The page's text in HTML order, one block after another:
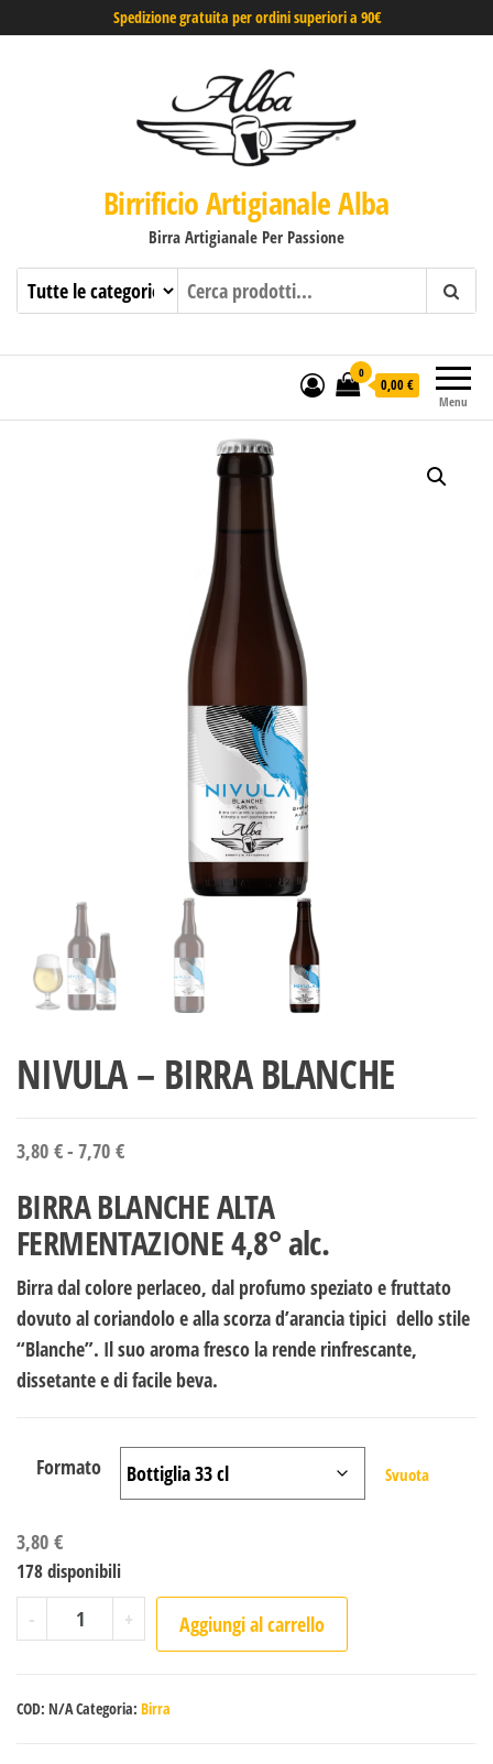
Spedizione gratuita per ordini superiori a 90€
Birrificio Artigianale Alba
Birra Artigianale Per Passione
Menu
0
0,00 €
NIVULA – BIRRA BLANCHE
3,80 €- 7,70 €Fascia di prezzo: da 3,80 € a 7,70 €
BIRRA BLANCHE ALTA
FERMENTAZIONE 4,8° alc.
Birra dal colore perlaceo, dal profumo speziato e fruttato
dovuto al coriandolo e alla scorza d’arancia tipici dello stile
“Blanche”. Il suo aroma fresco la rende rinfrescante,
dissetante e di facile beva.
Formato Svuota
3,80 €
178 disponibili
- NIVULA - BIRRA BLANCHE quantità
+ Aggiungi al carrello
COD: N/ACategoria: Birra